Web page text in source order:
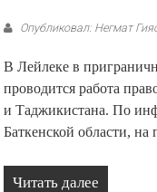
Опубликовал: Негмат
В Лейлеке в
проводится работа
и Таджикистана. По
Баткенской области, на
Читать далее